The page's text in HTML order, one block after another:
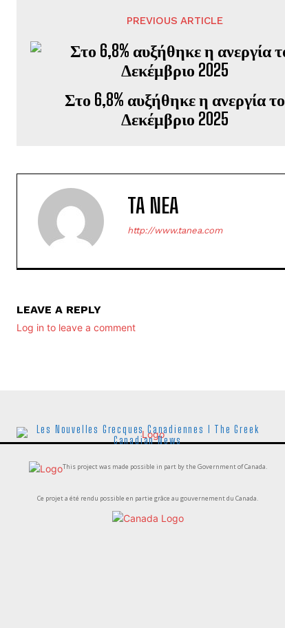
PREVIOUS ARTICLE
Στο 6,8% αυξήθηκε η ανεργία το
Δεκέμβριο 2025
TA NEA
http://www.tanea.com
LEAVE A REPLY
Log in to leave a comment
Les Nouvelles Grecques Canadiennes I The Greek
Canadian News
This project was made possible in part by the Government of Canada.
Ce projet a été rendu possible en partie grâce au gouvernement du Canada.